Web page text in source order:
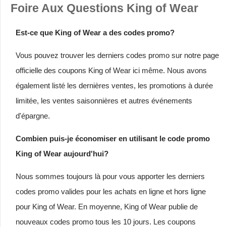
Foire Aux Questions King of Wear
Est-ce que King of Wear a des codes promo?
Vous pouvez trouver les derniers codes promo sur notre page
officielle des coupons King of Wear ici même. Nous avons
également listé les dernières ventes, les promotions à durée
limitée, les ventes saisonnières et autres événements
d'épargne.
Combien puis-je économiser en utilisant le code promo
King of Wear aujourd'hui?
Nous sommes toujours là pour vous apporter les derniers
codes promo valides pour les achats en ligne et hors ligne
pour King of Wear. En moyenne, King of Wear publie de
nouveaux codes promo tous les 10 jours. Les coupons